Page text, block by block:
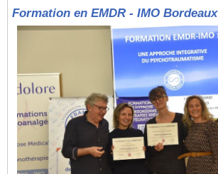
Formation en EMDR - IMO Bordeaux